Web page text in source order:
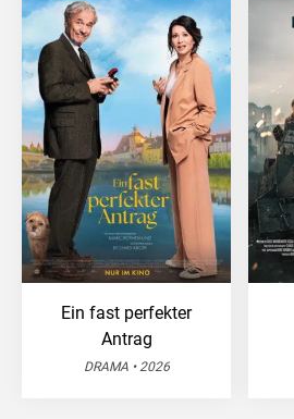
Ein fast perfekter
Antrag
DRAMA • 2026